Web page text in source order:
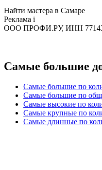
Найти мастера в Самаре
Реклама i
ООО ПРОФИ.РУ, ИНН
Самые большие
Самые большие по
Самые большие по
Самые высокие по
Самые крупные по
Самые длинные по